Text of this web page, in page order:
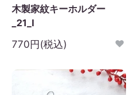
木製家紋キーホルダー
_21_I
770円(税込)